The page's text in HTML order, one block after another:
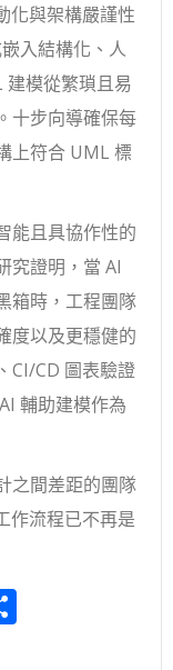
化與架構嚴謹性
入結構化、人
建模從繁瑣且易
十步向導確保每
上符合 UML 標
能且具協作性的
究證明，當 AI
箱時，工程團隊
度以及更穩健的
CI/CD 圖表驗證
輔助建模作為
之間差距的團隊
作流程已不再是